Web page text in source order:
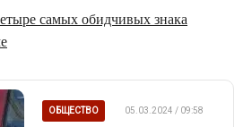
самых обидчивых знака
ОБЩЕСТВО 05.03.2024 / 09:58